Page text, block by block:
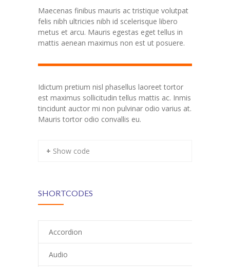
Maecenas finibus mauris ac tristique volutpat
felis nibh ultricies nibh id scelerisque libero
metus et arcu. Mauris egestas eget tellus in
mattis aenean maximus non est ut posuere.
Idictum pretium nisl phasellus laoreet tortor
est maximus sollicitudin tellus mattis ac. Inmis
tincidunt auctor mi non pulvinar odio varius at.
Mauris tortor odio convallis eu.
+ Show code
SHORTCODES
Accordion
Audio